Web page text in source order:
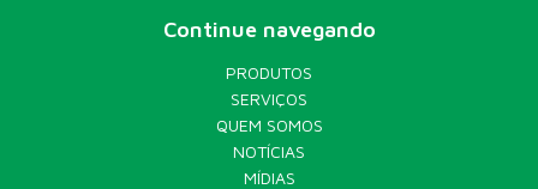
Continue navegando
PRODUTOS
SERVIÇOS
QUEM SOMOS
NOTÍCIAS
MÍDIAS